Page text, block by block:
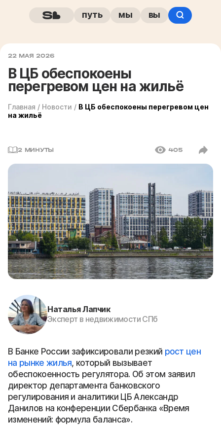
путь мы вы
22 МАЯ 2026
В ЦБ обеспокоены
перегревом цен на жильё
Главная / Новости / В ЦБ обеспокоены перегревом цен
на жильё
2 МИНУТЫ 405
Наталья Лапчик
Эксперт в недвижимости СПб
В Банке России зафиксировали резкий рост цен
на рынке жилья, который вызывает
обеспокоенность регулятора. Об этом заявил
директор департамента банковского
регулирования и аналитики ЦБ Александр
Данилов на конференции Сбербанка «Время
изменений: формула баланса».